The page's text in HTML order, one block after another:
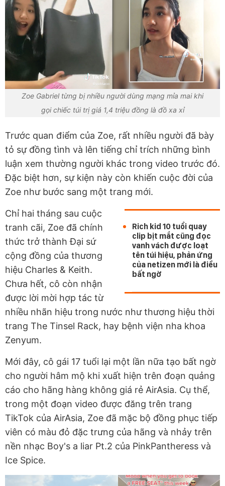
Zoe Gabriel từng bị nhiều người dùng mạng mỉa mai khi
gọi chiếc túi trị giá 1,4 triệu đồng là đồ xa xỉ
Trước quan điểm của Zoe, rất nhiều người đã bày
tỏ sự đồng tình và lên tiếng chỉ trích những bình
luận xem thường người khác trong video trước đó.
Đặc biệt hơn, sự kiện này còn khiến cuộc đời của
Zoe như bước sang một trang mới.
Rich kid 10 tuổi quay
clip bịt mắt cũng đọc
vanh vách được loạt
tên túi hiệu, phản ứng
của netizen mới là điều
bất ngờ
Chỉ hai tháng sau cuộc
tranh cãi, Zoe đã chính
thức trở thành Đại sứ
cộng đồng của thương
hiệu Charles & Keith.
Chưa hết, cô còn nhận
được lời mời hợp tác từ
nhiều nhãn hiệu trong nước như thương hiệu thời
trang The Tinsel Rack, hay bệnh viện nha khoa
Zenyum.
Mới đây, cô gái 17 tuổi lại một lần nữa tạo bất ngờ
cho người hâm mộ khi xuất hiện trên đoạn quảng
cáo cho hãng hàng không giá rẻ AirAsia. Cụ thể,
trong một đoạn video được đăng trên trang
TikTok của AirAsia, Zoe đã mặc bộ đồng phục tiếp
viên có màu đỏ đặc trưng của hãng và nhảy trên
nền nhạc Boy's a liar Pt.2 của PinkPantheress và
Ice Spice.